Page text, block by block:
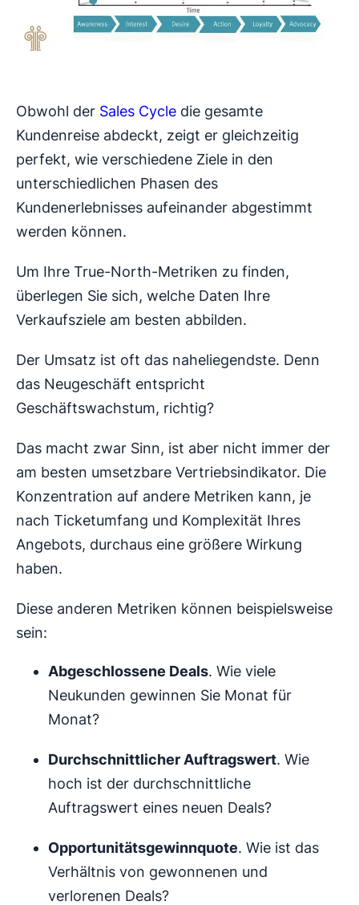
Obwohl der Sales Cycle die gesamte
Kundenreise abdeckt, zeigt er gleichzeitig
perfekt, wie verschiedene Ziele in den
unterschiedlichen Phasen des
Kundenerlebnisses aufeinander abgestimmt
werden können.
Um Ihre True-North-Metriken zu finden,
überlegen Sie sich, welche Daten Ihre
Verkaufsziele am besten abbilden.
Der Umsatz ist oft das naheliegendste. Denn
das Neugeschäft entspricht
Geschäftswachstum, richtig?
Das macht zwar Sinn, ist aber nicht immer der
am besten umsetzbare Vertriebsindikator. Die
Konzentration auf andere Metriken kann, je
nach Ticketumfang und Komplexität Ihres
Angebots, durchaus eine größere Wirkung
haben.
Diese anderen Metriken können beispielsweise
sein:
Abgeschlossene Deals. Wie viele
Neukunden gewinnen Sie Monat für
Monat?
Durchschnittlicher Auftragswert. Wie
hoch ist der durchschnittliche
Auftragswert eines neuen Deals?
Opportunitätsgewinnquote. Wie ist das
Verhältnis von gewonnenen und
verlorenen Deals?